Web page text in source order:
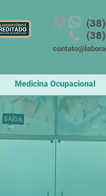
Medicina Ocupacional